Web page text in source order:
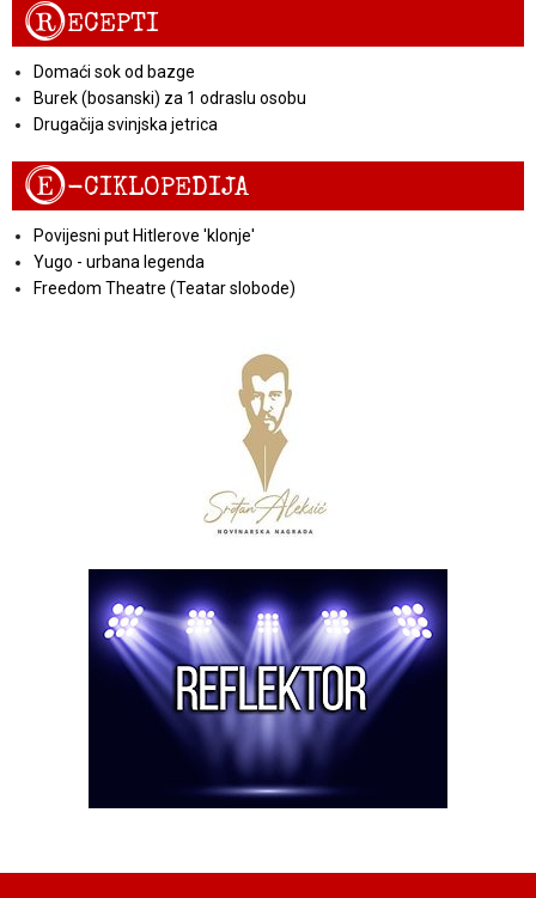
RECEPTI
Domaći sok od bazge
Burek (bosanski) za 1 odraslu osobu
Drugačija svinjska jetrica
E-CIKLOPEDIJA
Povijesni put Hitlerove 'klonje'
Yugo - urbana legenda
Freedom Theatre (Teatar slobode)